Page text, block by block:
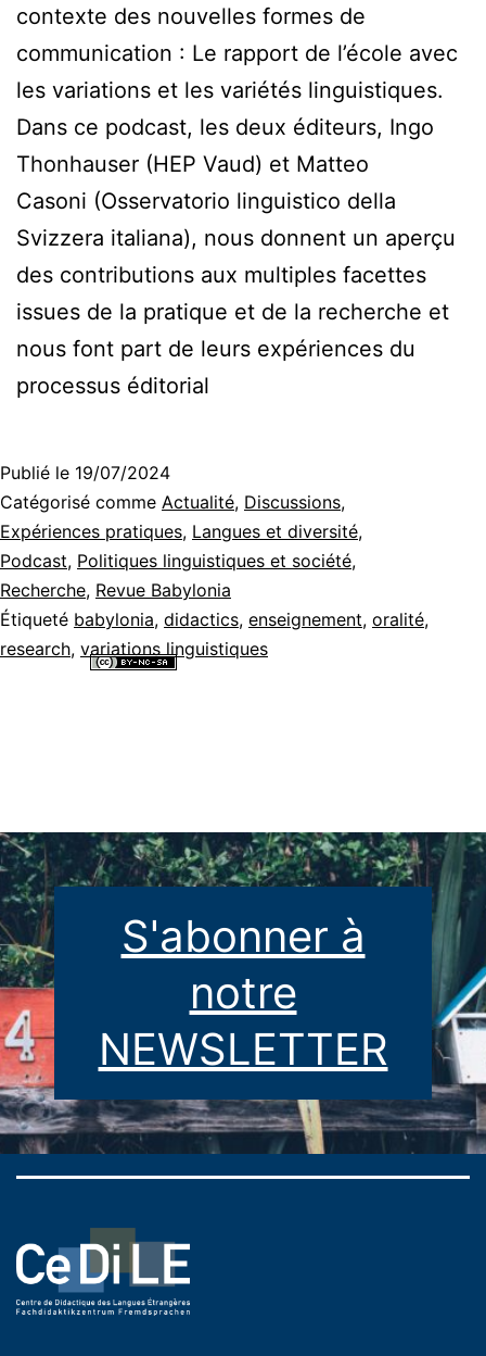
contexte des nouvelles formes de
communication : Le rapport de l’école avec
les variations et les variétés linguistiques.
Dans ce podcast, les deux éditeurs, Ingo
Thonhauser (HEP Vaud) et Matteo
Casoni (Osservatorio linguistico della
Svizzera italiana), nous donnent un aperçu
des contributions aux multiples facettes
issues de la pratique et de la recherche et
nous font part de leurs expériences du
processus éditorial
Publié le 19/07/2024
Catégorisé comme Actualité, Discussions,
Expériences pratiques, Langues et diversité,
Podcast, Politiques linguistiques et société,
Recherche, Revue Babylonia
Étiqueté babylonia, didactics, enseignement, oralité,
research, variations linguistiques
S'abonner à
notre
NEWSLETTER